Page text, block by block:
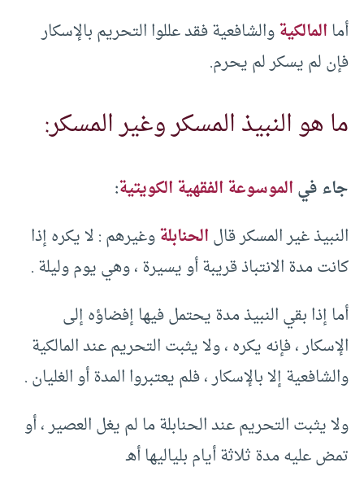
أماالمالكيةوالشافعية فقد عللوا التحريم بالإسكار
فإن لم يسكر لم يحرم.
ما هو النبيذ المسكر وغير المسكر:
جاء فيالموسوعة الفقهية الكويتية:
النبيذ غير المسكر قالالحنابلةوغيرهم : لا يكره إذا
كانت مدة الانتباذ قريبة أو يسيرة ، وهي يوم وليلة .
أما إذا بقي النبيذ مدة يحتمل فيها إفضاؤه إلى
الإسكار ، فإنه يكره ، ولا يثبت التحريم عند المالكية
والشافعية إلا بالإسكار ، فلم يعتبروا المدة أو الغليان .
ولا يثبت التحريم عند الحنابلة ما لم يغل العصير ، أو
تمض عليه مدة ثلاثة أيام بلياليها أهـ